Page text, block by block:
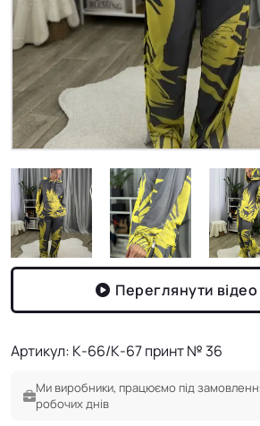
Переглянути
Артикул: К-66/К-67 принт № 36
Ми виробники, працюємо під
робочих днів